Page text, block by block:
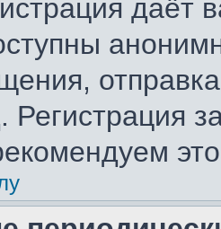
даёт
Регистрация